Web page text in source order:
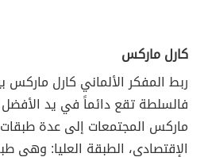
كارل ماركس
ربط المفكر الألماني كارل ماركس
فالسلطة تقع دائماً في يد
ماركس المجتمعات إلى عدة
الإقتصادي، الطبقة العليا: وهي